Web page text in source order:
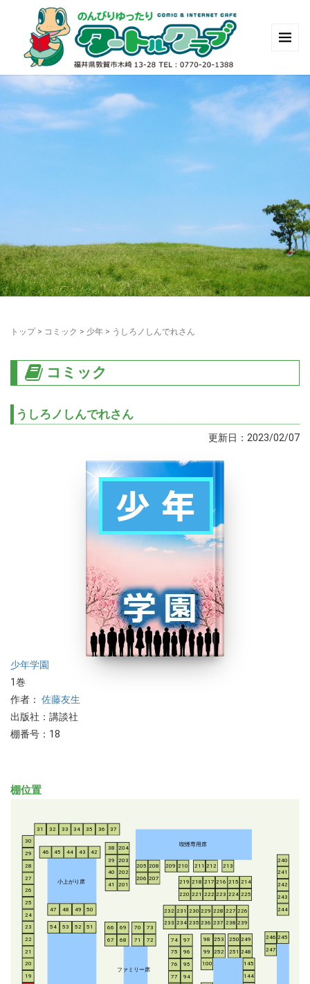
トップ> コミック > 少年 > うしろノしんでれさん
コミック
うしろノしんでれさん
更新日：2023/02/07
少年学園
1巻
作者： 佐藤友生
出版社：講談社
棚番号：18
棚位置
小上がり席
ファミリー席
喫煙専用席
19
20
21
22
23
24
25
26
27
28
29
30
31 32 33 34 35 36 37
38
39
40
41
42
43
44
45
46
47 48 49 50
51
52
53
54
66
67
68
69
70
71
72
73
74
75
76
77
94
95
96
97
98
99
100
144
145
201
202
203
204
205
206 207
208 209 210 211 212 213
214
215
216
217
218
219
220 221 222 223 224 225
226
227
228
229
230
231
232
233 234 235 236 237 238 239
240
241
242
243
244
245
246
247
248
249
250
251
252
253